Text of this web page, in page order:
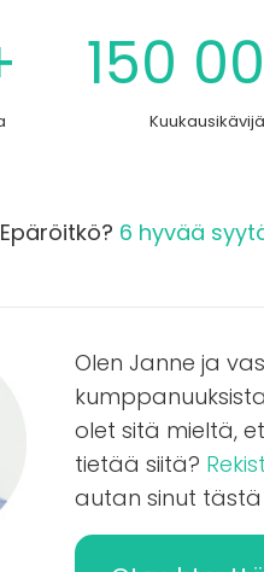
150
Epäröitkö? 6 hyvää
Olen Janne ja
olet sitä mieltä,
tietää siitä?
autan sinut